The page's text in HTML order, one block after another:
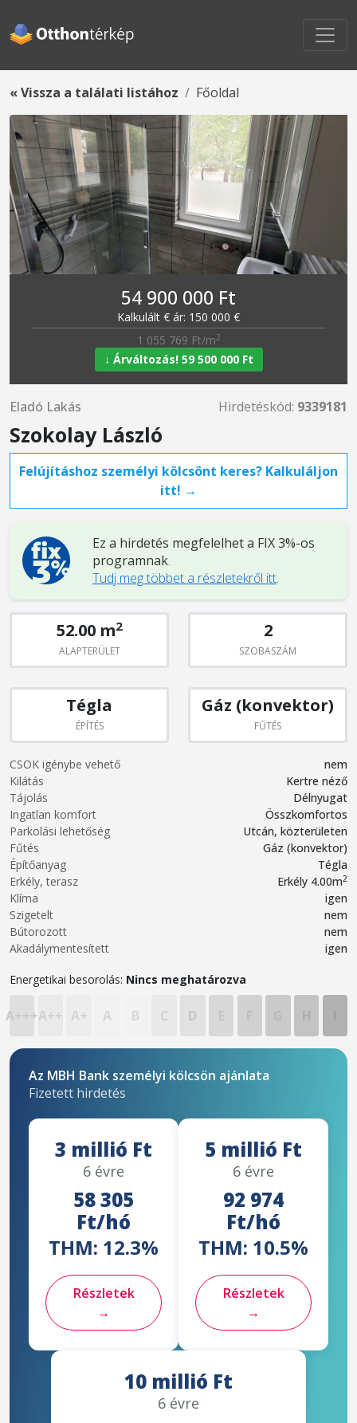
« Vissza a találati listához Főoldal
54 900 000 Ft
Kalkulált € ár: 150 000 €
1 055 769 Ft/m2
↓ Árváltozás! 59 500 000 Ft
Eladó Lakás Hirdetéskód: 9339181
Szokolay László
Felújításhoz személyi kölcsönt keres? Kalkuláljon
itt! →
Ez a hirdetés megfelelhet a FIX 3%-os
programnak.
Tudj meg többet a részletekről itt.
52.00 m2
ALAPTERÜLET
2
SZOBASZÁM
Tégla
ÉPÍTÉS
Gáz (konvektor)
FŰTÉS
CSOK igénybe vehető
nem
Kilátás
Kertre néző
Tájolás
Délnyugat
Ingatlan komfort
Összkomfortos
Parkolási lehetőség
Utcán, közterületen
Fűtés
Gáz (konvektor)
Építőanyag
Tégla
Erkély, terasz
Erkély 4.00m2
Klíma
igen
Szigetelt
nem
Bútorozott
nem
Akadálymentesített
igen
Energetikai besorolás: Nincs meghatározva
A+++A++ A+ A B C D
Az MBH Bank személyi kölcsön ajánlata
Fizetett hirdetés
3 millió Ft
6 évre
58 305
Ft/hó
THM: 12.3%
Részletek
→
5 millió Ft
6 évre
92 974
Ft/hó
THM: 10.5%
Részletek
→
10 millió Ft
6 évre